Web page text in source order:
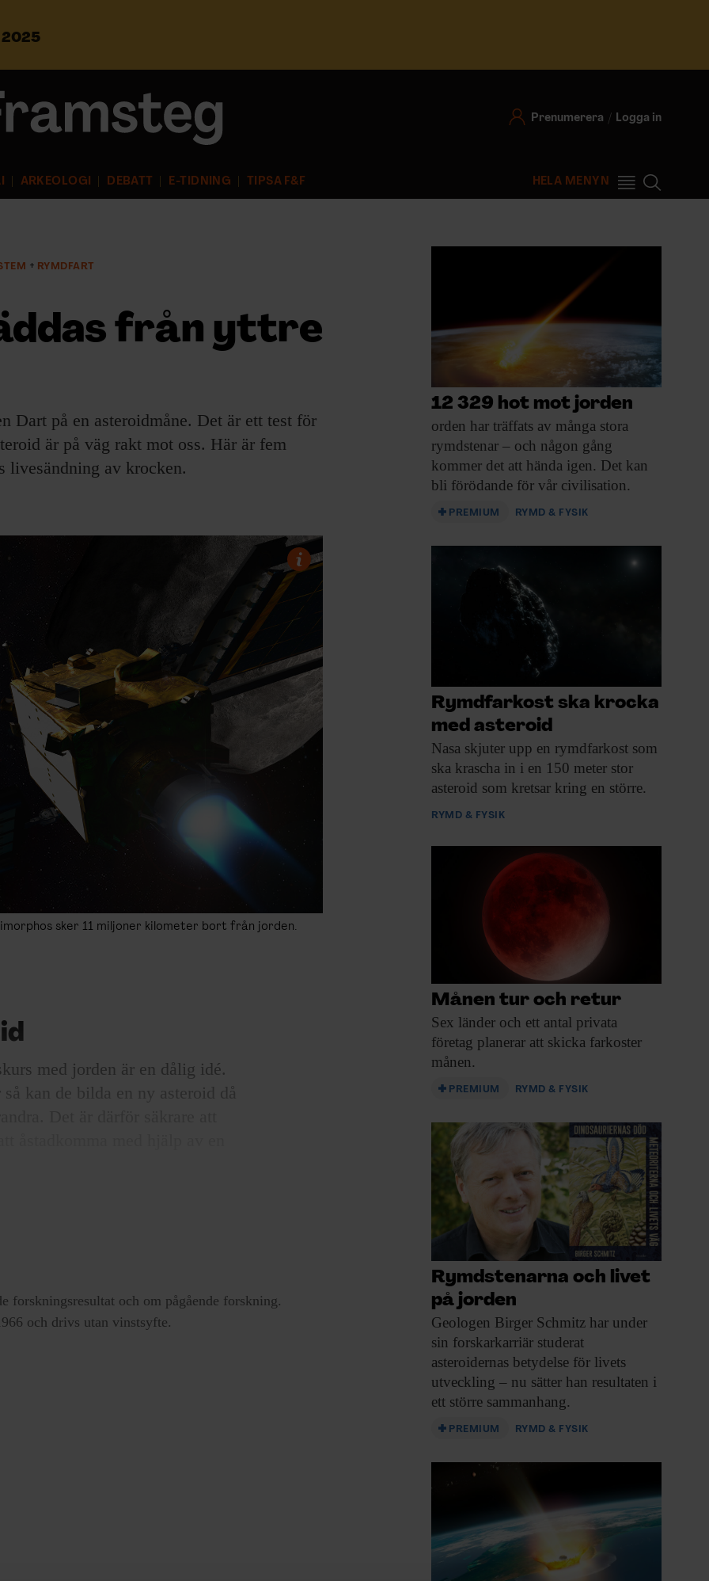
Prenumerera Logga in
ARKEOLOGI DEBATT E-TIDNING TIPSA F&F HELA MENYN
r
RYMDFART
från yttre
Dart på en asteroidmåne. Det är ett test för
är på väg rakt mot oss. Här är fem
livesändning av krocken.
sker 11 miljoner kilometer bort från jorden.
med jorden är en dålig idé.
kan de bilda en ny asteroid då
första steget mot att bygga
asteroider som riskerar att
november 2021 och når fram till
Dimorphos omloppsbana runt
forskningsresultat och om pågående forskning.
och drivs utan vinstsyfte.
12 329 hot mot jorden
orden har träffats av många stora
rymdstenar – och någon gång
kommer det att hända igen. Det kan
bli förödande för vår civilisation.
PREMIUM RYMD & FYSIK
Rymdfarkost ska krocka
med asteroid
Nasa skjuter upp en rymdfarkost som
ska krascha in i en 150 meter stor
asteroid som kretsar kring en större.
RYMD & FYSIK
Månen tur och retur
Sex länder och ett antal privata
företag planerar att skicka farkoster
månen.
PREMIUM RYMD & FYSIK
Rymdstenarna och livet
på jorden
Geologen Birger Schmitz har under
sin forskarkarriär studerat
asteroidernas betydelse för livets
utveckling – nu sätter han resultaten i
ett större sammanhang.
PREMIUM RYMD & FYSIK